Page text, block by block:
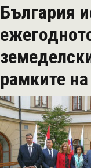
много
знания
България
рамките